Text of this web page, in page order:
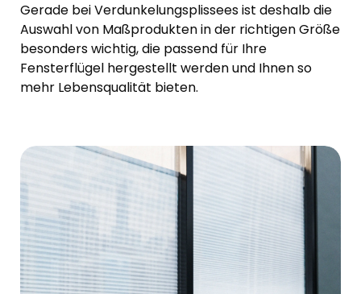
Gerade bei Verdunkelungsplissees ist deshalb die
Auswahl von Maßprodukten in der richtigen Größe
besonders wichtig, die passend für Ihre
Fensterflügel hergestellt werden und Ihnen so
mehr Lebensqualität bieten.